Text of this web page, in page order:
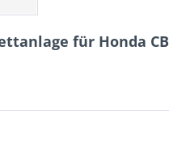
für Honda